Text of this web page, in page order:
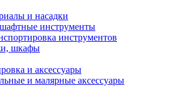
и насадки
инструменты
инструментов
шкафы
и аксессуары
и малярные аксессуары